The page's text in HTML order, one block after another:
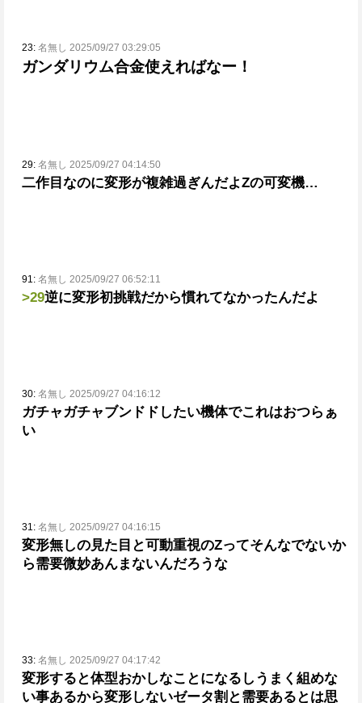
23: 名無し 2025/09/27 03:29:05
ガンダリウム合金使えればなー！
29: 名無し 2025/09/27 04:14:50
二作目なのに変形が複雑過ぎんだよZの可変機…
91: 名無し 2025/09/27 06:52:11
>29逆に変形初挑戦だから慣れてなかったんだよ
30: 名無し 2025/09/27 04:16:12
ガチャガチャブンドドしたい機体でこれはおつらぁ
い
31: 名無し 2025/09/27 04:16:15
変形無しの見た目と可動重視のZってそんなでないか
ら需要微妙あんまないんだろうな
33: 名無し 2025/09/27 04:17:42
変形すると体型おかしなことになるしうまく組めな
い事あるから変形しないゼータ割と需要あるとは思